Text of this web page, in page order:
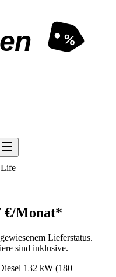
%
€/Monat*
Lieferstatus.
sind inklusive.
132 kW (180